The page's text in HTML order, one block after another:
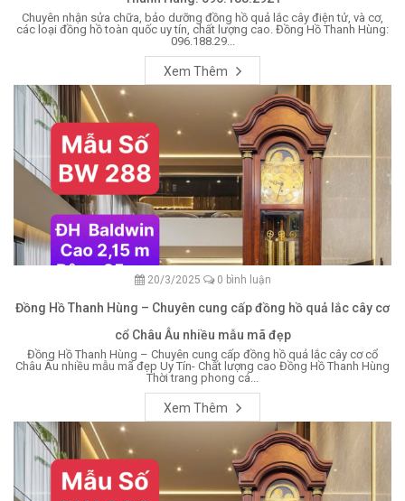
Chuyên nhận sửa chữa, bảo dưỡng đồng hồ quả lắc cây điện tử, và cơ,
các loại đồng hồ toàn quốc uy tín, chất lượng cao. Đồng Hồ Thanh Hùng:
096.188.29...
Xem Thêm
20/3/2025 0 bình luận
Đồng Hồ Thanh Hùng – Chuyên cung cấp đồng hồ quả lắc cây cơ
cổ Châu Âu nhiều mẫu mã đẹp
Đồng Hồ Thanh Hùng – Chuyên cung cấp đồng hồ quả lắc cây cơ cổ
Châu Âu nhiều mẫu mã đẹp Uy Tín- Chất lượng cao Đồng Hồ Thanh Hùng
Thời trang phong cá...
Xem Thêm